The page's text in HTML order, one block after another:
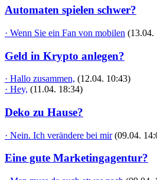
Automaten spielen schwer?
· Wenn Sie ein Fan von mobilen (13.04.
Geld in Krypto anlegen?
· Hallo zusammen, (12.04. 10:43)
· Hey, (11.04. 18:34)
Deko zu Hause?
· Nein. Ich verändere bei mir (09.04.
Eine gute Marketingagentur?